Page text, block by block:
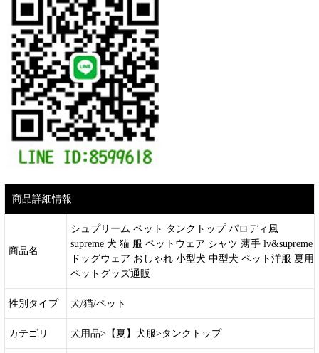
商品詳細情報
商品名
シュプリーム ペット タンクトップ パロディ風
supreme 犬 猫 服 ペットウェア シャツ 薄手 lv&supreme
ドッグウェア おしゃれ 小型犬 中型犬 ペット洋服 夏用
ペットグッズ通販
性別タイプ 犬/猫/ペット
カテゴリ 犬用品>【夏】犬服>タンクトップ